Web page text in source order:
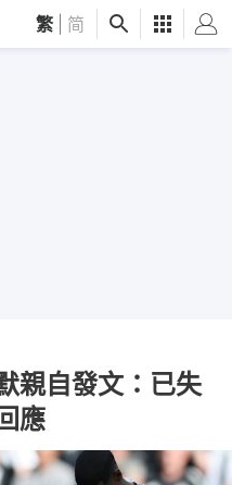
繁 简
親自發文：已失
應